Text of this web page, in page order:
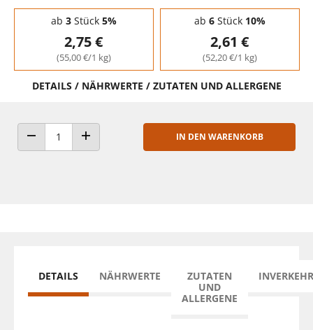
Staffelpreise - Mengenrabatt
ab 3Stück 5%
2,75 €
(55,00 €/1 kg)
ab 6Stück 10%
2,61 €
(52,20 €/1 kg)
DETAILS / NÄHRWERTE / ZUTATEN UND ALLERGENE
ANZAHL VERRINGERNANZAHL ERHÖHEN
IN DEN WARENKORB
DETAILS NÄHRWERTE
ZUTATEN
UND
ALLERGENE